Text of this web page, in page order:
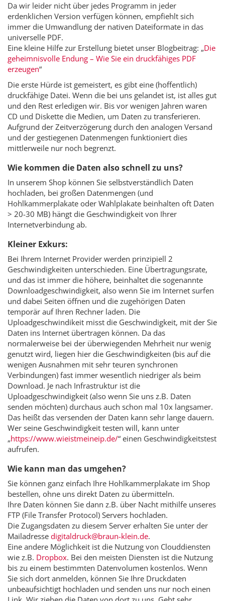
Da wir leider nicht über jedes Programm in jeder
erdenklichen Version verfügen können, empfiehlt sich
immer die Umwandlung der nativen Dateiformate in das
universelle PDF.
Eine kleine Hilfe zur Erstellung bietet unser Blogbeitrag: „Die
geheimnisvolle Endung – Wie Sie ein druckfähiges PDF
erzeugen“
Die erste Hürde ist gemeistert, es gibt eine (hoffentlich)
druckfähige Datei. Wenn die bei uns gelandet ist, ist alles gut
und den Rest erledigen wir. Bis vor wenigen Jahren waren
CD und Diskette die Medien, um Daten zu transferieren.
Aufgrund der Zeitverzögerung durch den analogen Versand
und der gestiegenen Datenmengen funktioniert dies
mittlerweile nur noch begrenzt.
Wie kommen die Daten also schnell zu uns?
In unserem Shop können Sie selbstverständlich Daten
hochladen, bei großen Datenmengen (und
Hohlkammerplakate oder Wahlplakate beinhalten oft Daten
> 20-30 MB) hängt die Geschwindigkeit von Ihrer
Internetverbindung ab.
Kleiner Exkurs:
Bei Ihrem Internet Provider werden prinzipiell 2
Geschwindigkeiten unterschieden. Eine Übertragungsrate,
und das ist immer die höhere, beinhaltet die sogenannte
Downloadgeschwindigkeit, also wenn Sie im Internet surfen
und dabei Seiten öffnen und die zugehörigen Daten
temporär auf Ihren Rechner laden. Die
Uploadgeschwindikeit misst die Geschwindigkeit, mit der Sie
Daten ins Internet übertragen können. Da das
normalerweise bei der überwiegenden Mehrheit nur wenig
genutzt wird, liegen hier die Geschwindigkeiten (bis auf die
wenigen Ausnahmen mit sehr teuren synchronen
Verbindungen) fast immer wesentlich niedriger als beim
Download. Je nach Infrastruktur ist die
Uploadgeschwindigkeit (also wenn Sie uns z.B. Daten
senden möchten) durchaus auch schon mal 10x langsamer.
Das heißt das versenden der Daten kann sehr lange dauern.
Wer seine Geschwindigkeit testen will, kann unter
„https://www.wieistmeineip.de/“ einen Geschwindigkeitstest
aufrufen.
Wie kann man das umgehen?
Sie können ganz einfach Ihre Hohlkammerplakate im Shop
bestellen, ohne uns direkt Daten zu übermitteln.
Ihre Daten können Sie dann z.B. über Nacht mithilfe unseres
FTP (File Transfer Protocol) Servers hochladen.
Die Zugangsdaten zu diesem Server erhalten Sie unter der
Mailadresse digitaldruck@braun-klein.de.
Eine andere Möglichkeit ist die Nutzung von Clouddiensten
wie z.B. Dropbox. Bei den meisten Diensten ist die Nutzung
bis zu einem bestimmten Datenvolumen kostenlos. Wenn
Sie sich dort anmelden, können Sie Ihre Druckdaten
unbeaufsichtigt hochladen und senden uns nur noch einen